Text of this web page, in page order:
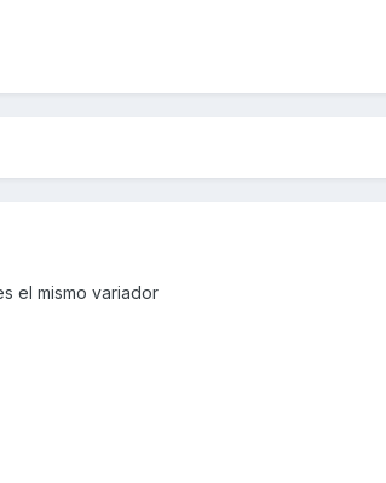
el mismo variador